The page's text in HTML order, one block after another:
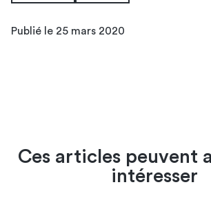
Publié le 25 mars 2020
Ces articles peuvent
intéresser